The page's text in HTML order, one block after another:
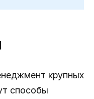
крупных
способы